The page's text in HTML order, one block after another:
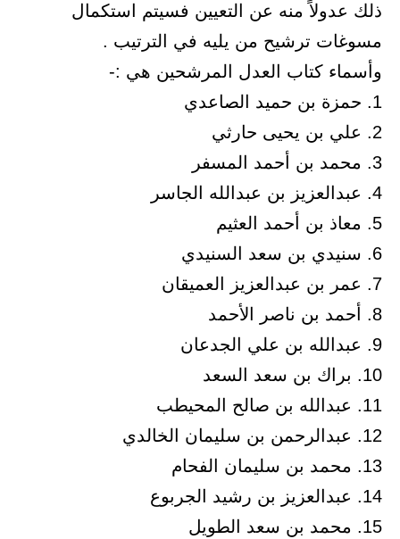
ذلك عدولاً منه عن التعيين فسيتم استكمال
مسوغات ترشيح من يليه في الترتيب .
وأسماء كتاب العدل المرشحين هي :-
1. حمزة بن حميد الصاعدي
2. علي بن يحيى حارثي
3. محمد بن أحمد المسفر
4. عبدالعزيز بن عبدالله الجاسر
5. معاذ بن أحمد العثيم
6. سنيدي بن سعد السنيدي
7. عمر بن عبدالعزيز العميقان
8. أحمد بن ناصر الأحمد
9. عبدالله بن علي الجدعان
10. براك بن سعد السعد
11. عبدالله بن صالح المحيطب
12. عبدالرحمن بن سليمان الخالدي
13. محمد بن سليمان الفحام
14. عبدالعزيز بن رشيد الجربوع
15. محمد بن سعد الطويل